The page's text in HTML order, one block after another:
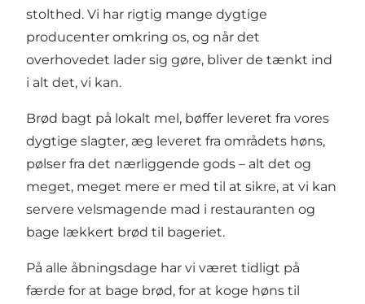
stolthed. Vi har rigtig mange dygtige
producenter omkring os, og når det
overhovedet lader sig gøre, bliver de tænkt ind
i alt det, vi kan.
Brød bagt på lokalt mel, bøffer leveret fra vores
dygtige slagter, æg leveret fra områdets høns,
pølser fra det nærliggende gods – alt det og
meget, meget mere er med til at sikre, at vi kan
servere velsmagende mad i restauranten og
bage lækkert brød til bageriet.
På alle åbningsdage har vi været tidligt på
færde for at bage brød, for at koge høns til